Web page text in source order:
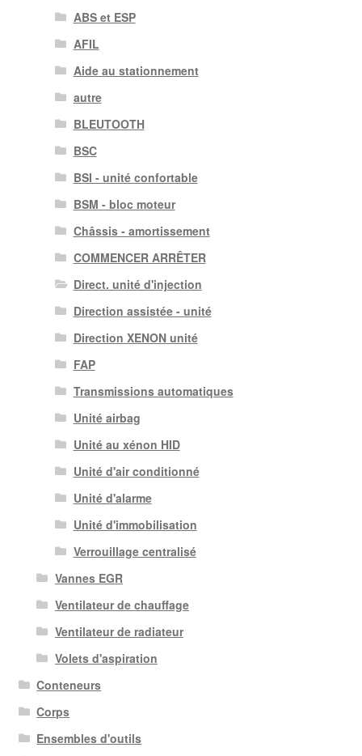
ABS et ESP
AFIL
Aide au stationnement
autre
BLEUTOOTH
BSC
BSI - unité confortable
BSM - bloc moteur
Châssis - amortissement
COMMENCER ARRÊTER
Direct. unité d'injection
Direction assistée - unité
Direction XENON unité
FAP
Transmissions automatiques
Unité airbag
Unité au xénon HID
Unité d'air conditionné
Unité d'alarme
Unité d'immobilisation
Verrouillage centralisé
Vannes EGR
Ventilateur de chauffage
Ventilateur de radiateur
Volets d'aspiration
Conteneurs
Corps
Ensembles d'outils